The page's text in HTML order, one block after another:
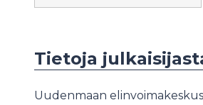
Tietoja
Uudenmaan